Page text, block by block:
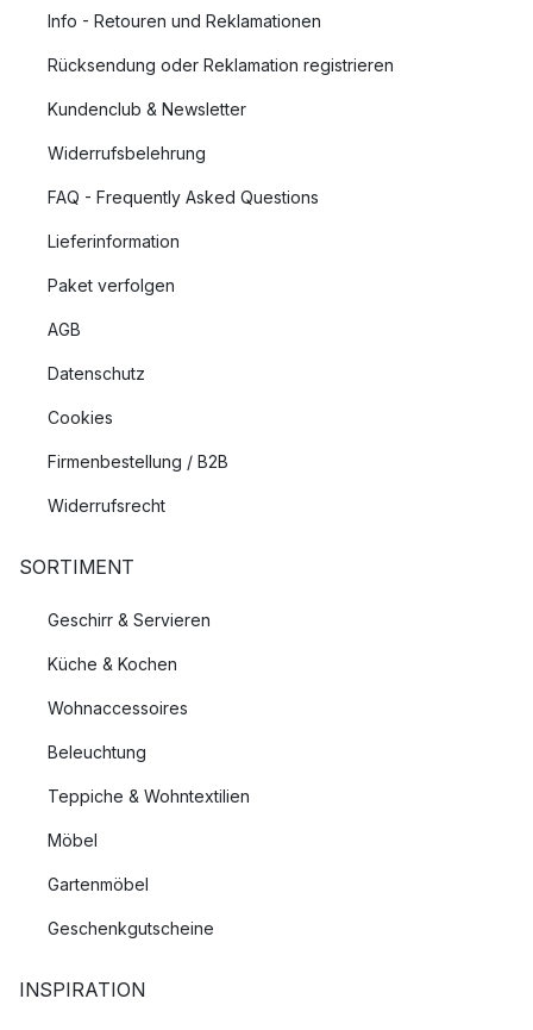
Info - Retouren und Reklamationen
Rücksendung oder Reklamation registrieren
Kundenclub & Newsletter
Widerrufsbelehrung
FAQ - Frequently Asked Questions
Lieferinformation
Paket verfolgen
AGB
Datenschutz
Cookies
Firmenbestellung / B2B
Widerrufsrecht
SORTIMENT
Geschirr & Servieren
Küche & Kochen
Wohnaccessoires
Beleuchtung
Teppiche & Wohntextilien
Möbel
Gartenmöbel
Geschenkgutscheine
INSPIRATION